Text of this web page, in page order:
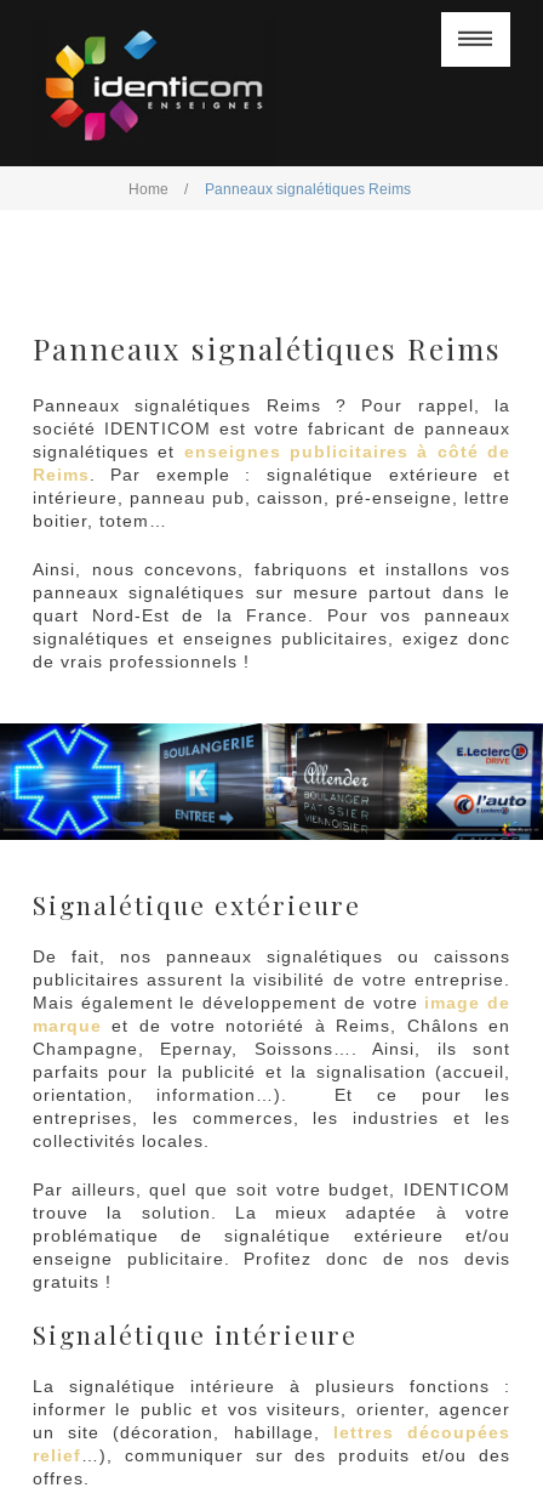
DÉPANNAGE
RÉALISATIONS
AVIS CLIENTS
CONTACT
AVIS CLIENTS
CONTACT
Home / Panneaux signalétiques Reims
Panneaux signalétiques Reims
Panneaux signalétiques Reims ? Pour rappel, la
société IDENTICOM est votre fabricant de panneaux
signalétiques et enseignes publicitaires à côté de
Reims
. Par exemple : signalétique extérieure et
intérieure, panneau pub, caisson, pré-enseigne, lettre
boitier, totem…
Ainsi, nous concevons, fabriquons et installons vos
panneaux signalétiques sur mesure partout dans le
quart Nord-Est de la France. Pour vos panneaux
signalétiques et enseignes publicitaires, exigez donc
de vrais professionnels !
Signalétique extérieure
De fait, nos panneaux signalétiques ou caissons
publicitaires assurent la visibilité de votre entreprise.
Mais également le développement de votre image de
marqueet de votre notoriété à Reims, Châlons en
Champagne, Epernay, Soissons…. Ainsi, ils sont
parfaits pour la publicité et la signalisation (accueil,
orientation, information…). Et ce pour les
entreprises, les commerces, les industries et les
collectivités locales.
Par ailleurs, quel que soit votre budget, IDENTICOM
trouve la solution. La mieux adaptée à votre
problématique de signalétique extérieure et/ou
enseigne publicitaire. Profitez donc de nos devis
gratuits !
Signalétique intérieure
La signalétique intérieure à plusieurs fonctions :
informer le public et vos visiteurs, orienter, agencer
un site (décoration, habillage, lettres découpées
relief …), communiquer sur des produits et/ou des
offres.